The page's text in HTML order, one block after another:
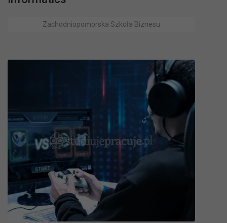
Zachodniopomorska Szkoła Biznesu